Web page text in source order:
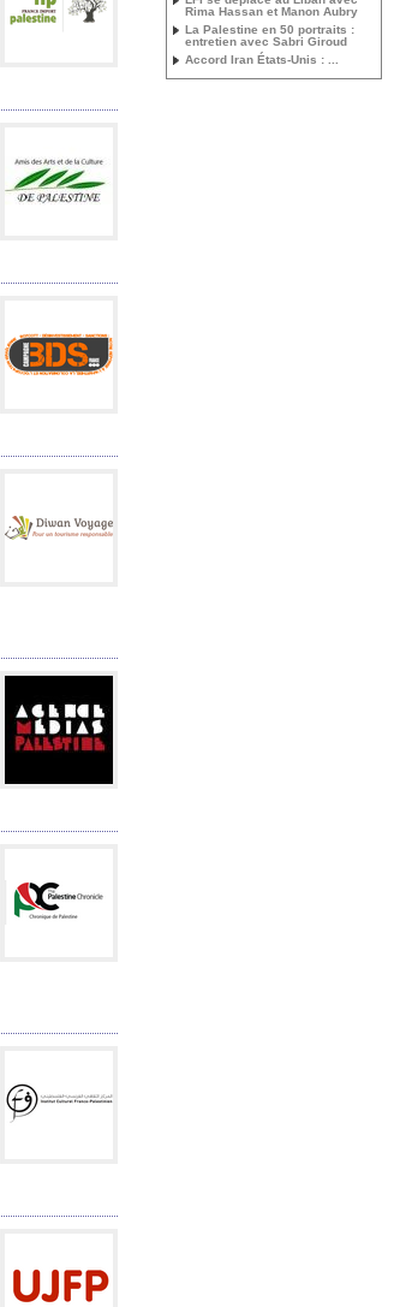
Rima Hassan et Manon Aubry
La Palestine en 50 portraits :
entretien avec Sabri Giroud
Accord Iran États-Unis : ...